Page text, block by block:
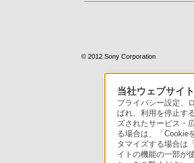
© 2012 Sony Corporation
当社ウェブサイ
プライバシー設定、
ばれ、利用を停止す
ズされたサービス・
る場合は、「Cookie
タマイズする場合は
イトの機能の一部が